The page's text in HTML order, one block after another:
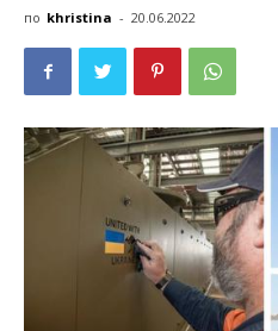
по khristina - 20.06.2022